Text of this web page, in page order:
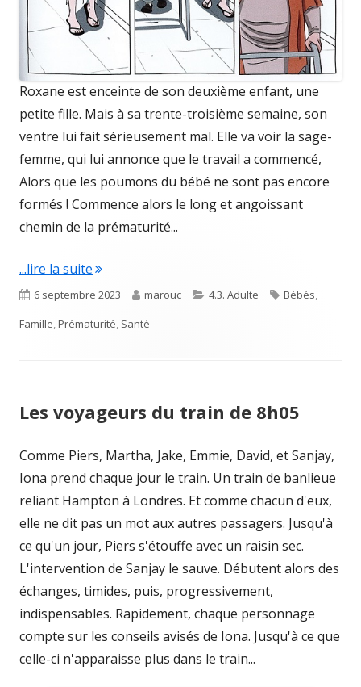
Roxane est enceinte de son deuxième enfant, une
petite fille. Mais à sa trente-troisième semaine, son
ventre lui fait sérieusement mal. Elle va voir la sage-
femme, qui lui annonce que le travail a commencé,
Alors que les poumons du bébé ne sont pas encore
formés ! Commence alors le long et angoissant
chemin de la prématurité...
...lire la suite"Un peu trop tôt"
Published
on
6 septembre 2023 Author
marouc Categories
4.3. Adulte Tags
Bébés,
Famille,Prématurité, Santé
Les voyageurs du train de 8h05
Comme Piers, Martha, Jake, Emmie, David, et Sanjay,
Iona prend chaque jour le train. Un train de banlieue
reliant Hampton à Londres. Et comme chacun d'eux,
elle ne dit pas un mot aux autres passagers. Jusqu'à
ce qu'un jour, Piers s'étouffe avec un raisin sec.
L'intervention de Sanjay le sauve. Débutent alors des
échanges, timides, puis, progressivement,
indispensables. Rapidement, chaque personnage
compte sur les conseils avisés de Iona. Jusqu'à ce que
celle-ci n'apparaisse plus dans le train...